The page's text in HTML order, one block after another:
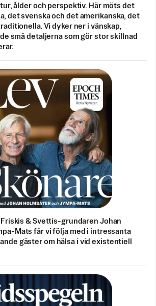
ålder och perspektiv. Här möts det
det svenska och det amerikanska, det
Vi dyker ner i vänskap,
små detaljerna som gör stor skillnad
Friskis & Svettis-grundaren Johan
Mats får vi följa med i intressanta
gäster om hälsa i vid existentiell